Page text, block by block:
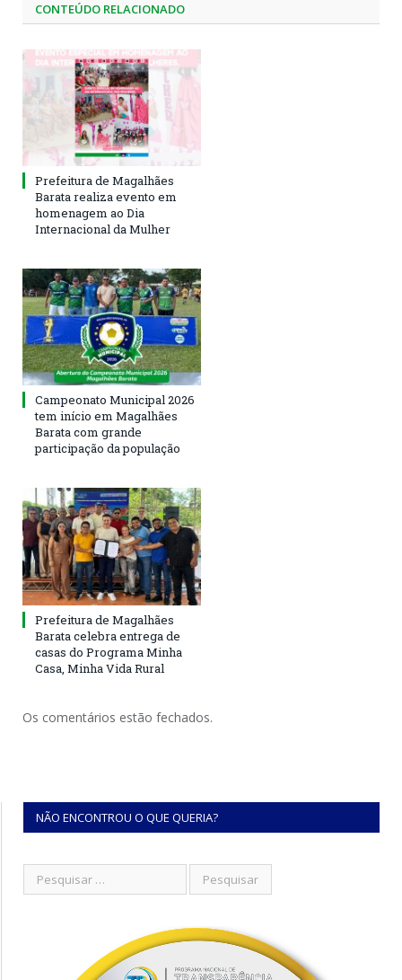
CONTEÚDO RELACIONADO
Prefeitura de Magalhães
Barata realiza evento em
homenagem ao Dia
Internacional da Mulher
Campeonato Municipal 2026
tem início em Magalhães
Barata com grande
participação da população
Prefeitura de Magalhães
Barata celebra entrega de
casas do Programa Minha
Casa, Minha Vida Rural
Os comentários estão fechados.
NÃO ENCONTROU O QUE QUERIA?